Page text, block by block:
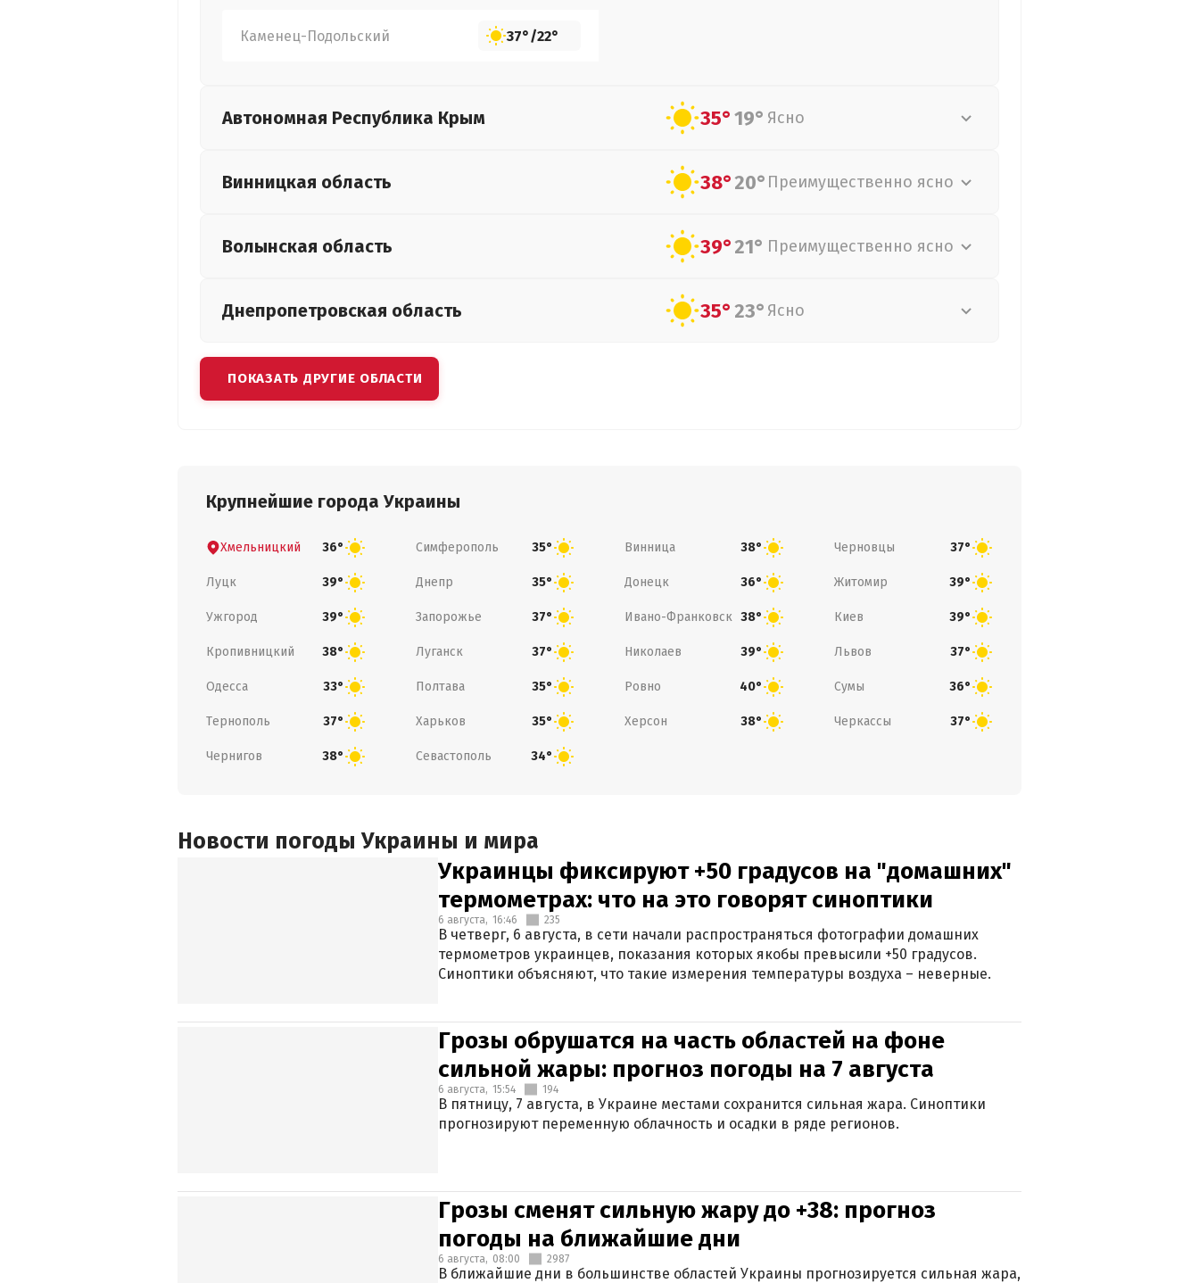
Каменец-Подольский 37°/22°
Автономная Республика Крым 35°19° Ясно
Винницкая область 38°20° Преимущественно ясно
Волынская область 39°21° Преимущественно ясно
Днепропетровская область 35°23° Ясно
ПОКАЗАТЬ ДРУГИЕ ОБЛАСТИ
Крупнейшие города Украины
Хмельницкий 36° Симферополь 35° Винница 38° Черновцы 37°
Луцк 39° Днепр 35° Донецк 36° Житомир 39°
Ужгород 39° Запорожье 37° Ивано-Франковск 38° Киев 39°
Кропивницкий 38° Луганск 37° Николаев 39° Львов 37°
Одесса 33° Полтава 35° Ровно 40° Сумы 36°
Тернополь 37° Харьков 35° Херсон 38° Черкассы 37°
Чернигов 38° Севастополь 34°
Новости погоды Украины и мира
Украинцы фиксируют +50 градусов на "домашних"
термометрах: что на это говорят синоптики
6 августа, 16:46 235
В четверг, 6 августа, в сети начали распространяться фотографии домашних
термометров украинцев, показания которых якобы превысили +50 градусов.
Синоптики объясняют, что такие измерения температуры воздуха – неверные.
Грозы обрушатся на часть областей на фоне
сильной жары: прогноз погоды на 7 августа
6 августа, 15:54 194
В пятницу, 7 августа, в Украине местами сохранится сильная жара. Синоптики
прогнозируют переменную облачность и осадки в ряде регионов.
Грозы сменят сильную жару до +38: прогноз
погоды на ближайшие дни
6 августа, 08:00 2987
В ближайшие дни в большинстве областей Украины прогнозируется сильная жара,